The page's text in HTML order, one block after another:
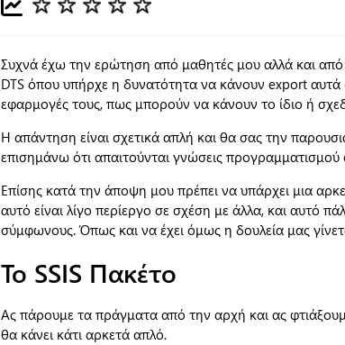
Συχνά έχω την ερώτηση από μαθητές μου αλλά και από
DTS όπου υπήρχε η δυνατότητα να κάνουν export
εφαρμογές τους, πως μπορούν να κάνουν το ίδιο ή
Η απάντηση είναι σχετικά απλή και θα σας την
επισημάνω ότι απαιτούνται γνώσεις
Επίσης κατά την άποψη μου πρέπει να υπάρχει μια
αυτό είναι λίγο περίεργο σε σχέση με άλλα, και αυτό
σύμφωνους. Όπως και να έχει όμως η δουλεία μας
Το SSIS Πακέτο
Ας πάρουμε τα πράγματα από την αρχή και ας
θα κάνει κάτι αρκετά απλό.